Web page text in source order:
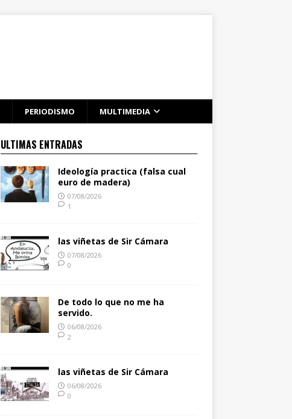
PERIODISMO MULTIMEDIA
ULTIMAS ENTRADAS
Ideología practica (falsa cual
euro de madera)
07/08/2026
1
las viñetas de Sir Cámara
07/08/2026
0
De todo lo que no me ha
servido.
06/08/2026
2
las viñetas de Sir Cámara
06/08/2026
0